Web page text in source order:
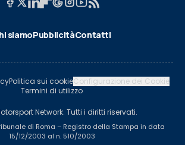
siamoPubblicitàContatti
Politica sui cookieConfigurazione dei Cookie
Termini di utilizzo
Network. Tutti i diritti riservati.
di Roma – Registro della Stampa in data
15/12/2003 al n. 510/2003